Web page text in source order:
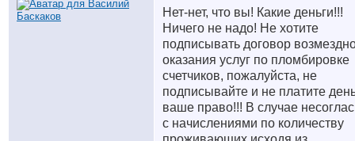
Нет-нет, что вы! Какие деньги!!!
Ничего не надо! Не хотите
подписывать договор
оказания услуг по пломбировке
счетчиков, пожалуйста, не
подписывайте и не платите
ваше право!!! В случае
с начислениями по количеству